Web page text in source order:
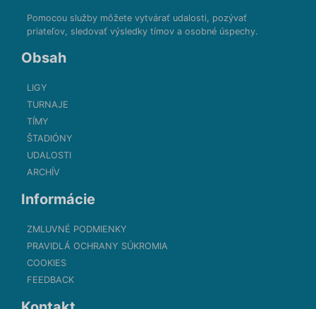
Pomocou služby môžete vytvárať udalosti, pozývať
priateľov, sledovať výsledky tímov a osobné úspechy.
Obsah
LIGY
TURNAJE
TÍMY
ŠTADIÓNY
UDALOSTI
ARCHÍV
Informácie
ZMLUVNÉ PODMIENKY
PRAVIDLÁ OCHRANY SÚKROMIA
COOKIES
FEEDBACK